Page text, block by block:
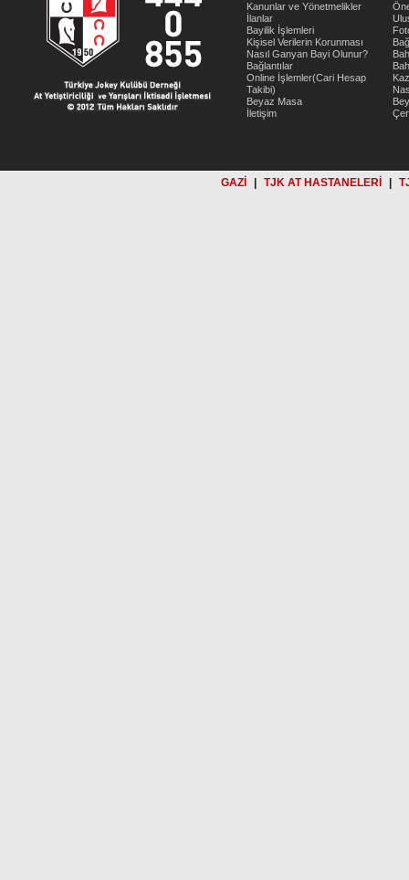
Kanunlar ve Yönetmelikler
İlanlar
Bayilik İşlemleri
Kişisel Verilerin Korunması
Nasıl Ganyan Bayi Olunur?
Bağlantılar
Online İşlemler(Cari Hesap
Takibi)
Beyaz Masa
İletişim
GAZİ TJK AT HASTANELERİ